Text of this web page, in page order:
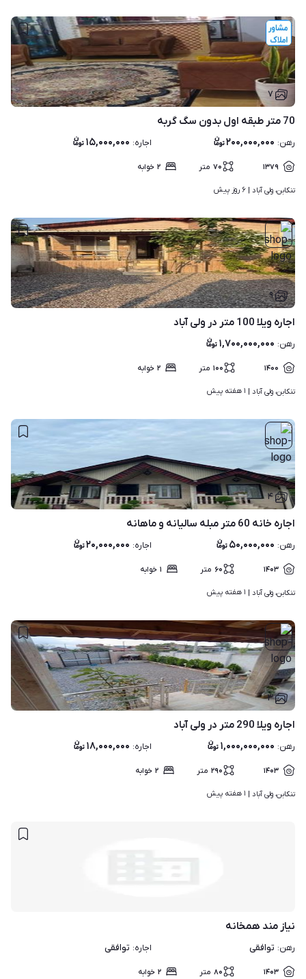
۷
70 متر طبقه اول بدون سگ گربه
رهن: ۲۰۰,۰۰۰,۰۰۰ اجاره: ۱۵,۰۰۰,۰۰۰
۱۳۷۹ ۷۰ متر ۲ خوابه
تنکابن، ولی آباد | ۶ روز پیش
۹
اجاره ویلا 100 متر در ولی آباد
رهن: ۱,۷۰۰,۰۰۰,۰۰۰
۱۴۰۰ ۱۰۰ متر ۲ خوابه
تنکابن، ولی آباد | ۱ هفته پیش
۴
اجاره خانه 60 متر مبله سالیانه و ماهانه
رهن: ۵۰,۰۰۰,۰۰۰ اجاره: ۲۰,۰۰۰,۰۰۰
۱۴۰۳ ۶۰ متر ۱ خوابه
تنکابن، ولی آباد | ۱ هفته پیش
۳
اجاره ویلا 290 متر در ولی آباد
رهن: ۱,۰۰۰,۰۰۰,۰۰۰ اجاره: ۱۸,۰۰۰,۰۰۰
۱۴۰۳ ۲۹۰ متر ۲ خوابه
تنکابن، ولی آباد | ۱ هفته پیش
نیاز مند همخانه
رهن: توافقی اجاره: توافقی
۱۴۰۳ ۸۰ متر ۲ خوابه